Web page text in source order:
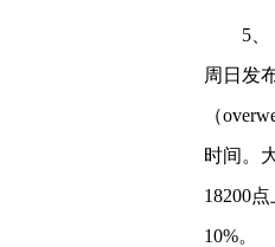
5、
周日发
（
时间。
18200
10%。